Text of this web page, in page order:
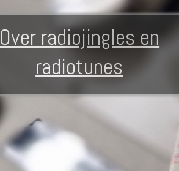
Over radiojingles en
radiotunes